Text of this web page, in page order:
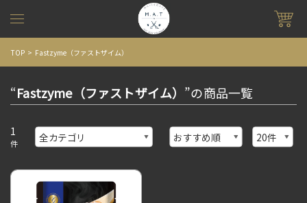
TOP Fastzyme（ファストザイム）
“Fastzyme（ファストザイム） ”の商品一覧
1
件